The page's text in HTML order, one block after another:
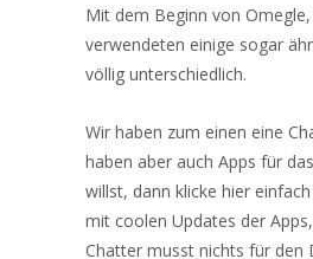
Mit dem Beginn von
verwendeten einige sogar
völlig unterschiedlich.
Wir haben zum einen eine
haben aber auch Apps für
willst, dann klicke hier
mit coolen Updates der
Chatter musst nichts für den